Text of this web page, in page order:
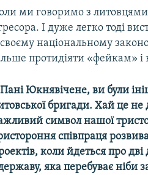
ми говоримо з
І дуже легко тоді
національному
протидіяти «фейкам» і
Юкнявічене, ви були
бригади. Хай це
символ нашої
співпраця
коли йдеться про
яка перебуває